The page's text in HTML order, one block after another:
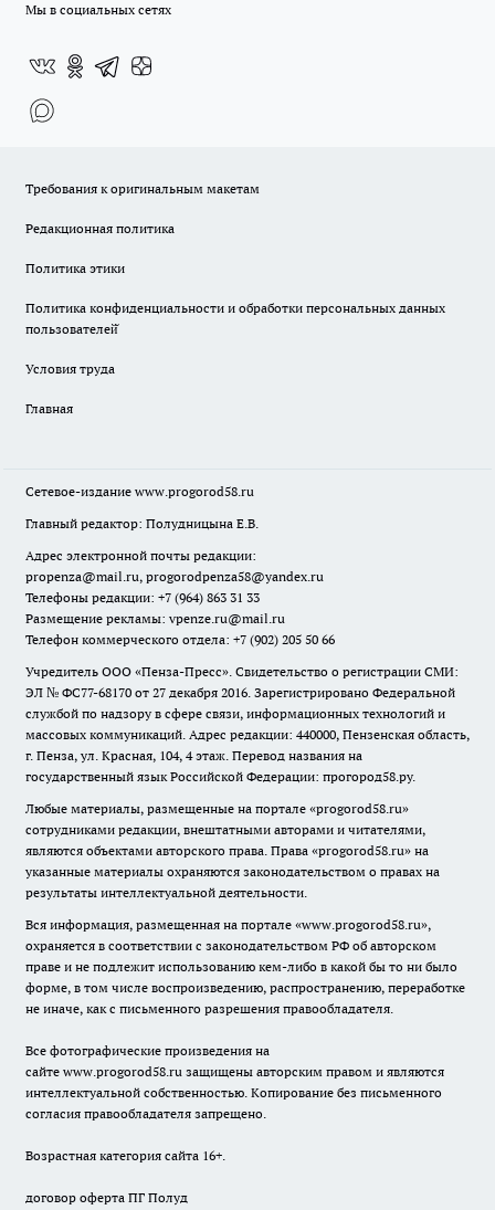
Мы в социальных сетях
Требования к оригинальным макетам
Редакционная политика
Политика этики
Политика конфиденциальности и обработки персональных данных
пользователей̆
Условия труда
Главная
Сетевое-издание www.progorod58.ru
Главный редактор: Полудницына Е.В.
Адрес электронной почты редакции:
propenza@mail.ru, progorodpenza58@yandex.ru
Телефоны редакции: +7 (964) 863 31 33
Размещение рекламы: vpenze.ru@mail.ru
Телефон коммерческого отдела: +7 (902) 205 50 66
Учредитель ООО «Пенза-Пресс». Свидетельство о регистрации СМИ:
ЭЛ № ФС77-68170 от 27 декабря 2016. Зарегистрировано Федеральной
службой по надзору в сфере связи, информационных технологий и
массовых коммуникаций. Адрес редакции: 440000, Пензенская область,
г. Пенза, ул. Красная, 104, 4 этаж. Перевод названия на
государственный язык Российской Федерации: прогород58.ру.
Любые материалы, размещенные на портале «progorod58.ru»
сотрудниками редакции, внештатными авторами и читателями,
являются объектами авторского права. Права «progorod58.ru» на
указанные материалы охраняются законодательством о правах на
результаты интеллектуальной деятельности.
Вся информация, размещенная на портале «www.progorod58.ru»,
охраняется в соответствии с законодательством РФ об авторском
праве и не подлежит использованию кем-либо в какой бы то ни было
форме, в том числе воспроизведению, распространению, переработке
не иначе, как с письменного разрешения правообладателя.
Все фотографические произведения на
сайте www.progorod58.ru защищены авторским правом и являются
интеллектуальной собственностью. Копирование без письменного
согласия правообладателя запрещено.
Возрастная категория сайта 16+.
договор оферта ПГ Полуд